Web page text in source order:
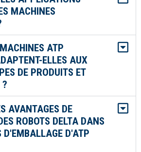
MACHINES
ATP
ELLES AUX
DE PRODUITS ET
?
AVANTAGES DE
ROBOTS DELTA DANS
D'EMBALLAGE D'ATP